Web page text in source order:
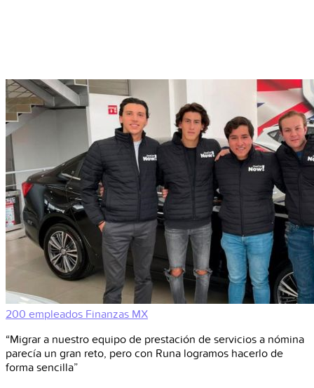
200 empleados Finanzas MX
“Migrar a nuestro equipo de prestación de servicios a nómina
parecía un gran reto, pero con Runa logramos hacerlo de
forma sencilla”